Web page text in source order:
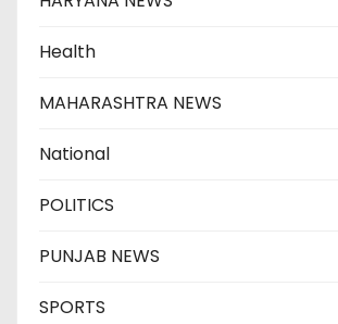
Health
MAHARASHTRA NEWS
National
POLITICS
PUNJAB NEWS
SPORTS